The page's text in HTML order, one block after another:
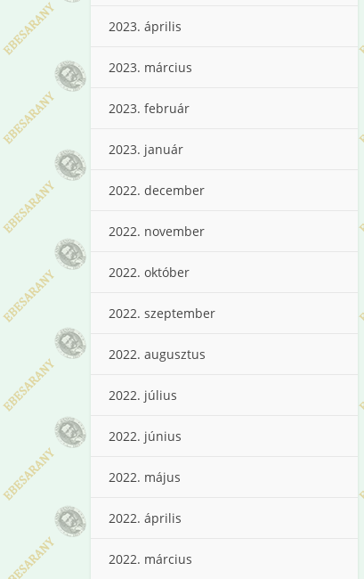
2023. április
2023. március
2023. február
2023. január
2022. december
2022. november
2022. október
2022. szeptember
2022. augusztus
2022. július
2022. június
2022. május
2022. április
2022. március